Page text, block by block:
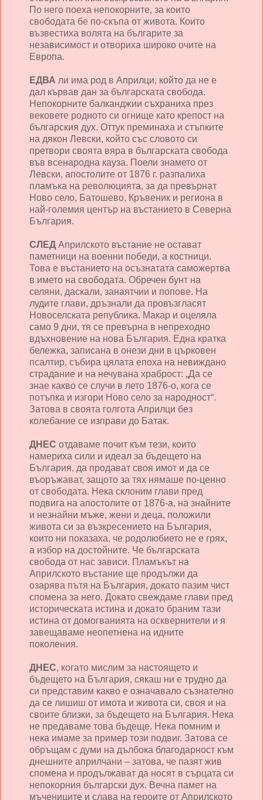
По него поеха непокорните, за които
свободата бе по-скъпа от живота. Които
възвестиха волята на българите за
независимост и отвориха широко очите на
Европа.
ЕДВА ли има род в Априлци, който да не е
дал кървав дан за българската свобода.
Непокорните балканджии съхраниха през
вековете родното си огнище като крепост на
българския дух. Оттук преминаха и стъпките
на дякон Левски, който със словото си
претвори своята вяра в българската свобода
във всенародна кауза. Поели знамето от
Левски, апостолите от 1876 г. разпалиха
пламъка на революцията, за да превърнат
Ново село, Батошево, Кръвеник и региона в
най-големия център на въстанието в Северна
България.
СЛЕД Априлското въстание не остават
паметници на военни победи, а костници.
Това е въстанието на осъзнатата саможертва
в името на свободата. Обречен бунт на
селяни, даскали, занаятчии и попове. На
лудите глави, дръзнали да провъзгласят
Новоселската република. Макар и оцеляла
само 9 дни, тя се превърна в непреходно
вдъхновение на нова България. Една кратка
бележка, записана в онези дни в църковен
псалтир, събира цялата епоха на невиждано
страдание и на нечувана храброст: „Да се
знае какво се случи в лето 1876-о, кога се
потъпка и изгори Ново село за народност“.
Затова в своята голгота Априлци без
колебание се изправи до Батак.
ДНЕС отдаваме почит към тези, които
намериха сили и идеал за бъдещето на
България, да продават своя имот и да се
въоръжават, защото за тях нямаше по-ценно
от свободата. Нека склоним глави пред
подвига на апостолите от 1876-а, на знайните
и незнайни мъже, жени и деца, положили
живота си за възкресението на България,
които ни показаха, че родолюбието не е грях,
а избор на достойните. Че българската
свобода от нас зависи. Пламъкът на
Априлското въстание ще продължи да
озарява пътя на България, докато пазим чист
спомена за него. Докато свеждаме глави пред
историческата истина и докато браним тази
истина от домогванията на осквернители и я
завещаваме неопетнена на идните
поколения.
ДНЕС, когато мислим за настоящето и
бъдещето на България, сякаш ни е трудно да
си представим какво е означавало съзнателно
да се лишиш от имота и живота си, своя и на
своите близки, за бъдещето на България. Нека
не предаваме това бъдеще. Нека помним и
нека имаме за пример този подвиг. Затова се
обръщам с думи на дълбока благодарност към
днешните априлчани – затова, че пазят жив
спомена и продължават да носят в сърцата си
непокорния български дух. Вечна памет на
мъчениците и слава на героите от Априлското